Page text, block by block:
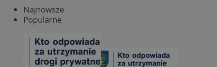
Najnowsze
Popularne